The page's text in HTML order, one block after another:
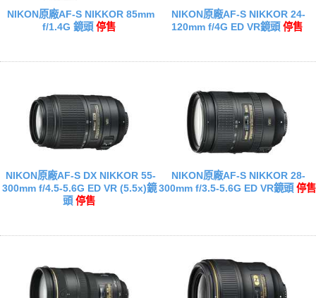
NIKON原廠AF-S NIKKOR 85mm
f/1.4G 鏡頭 停售
NIKON原廠AF-S NIKKOR 24-
120mm f/4G ED VR鏡頭 停售
NIKON原廠AF-S DX NIKKOR 55-
300mm f/4.5-5.6G ED VR (5.5x)鏡
頭 停售
NIKON原廠AF-S NIKKOR 28-
300mm f/3.5-5.6G ED VR鏡頭 停售